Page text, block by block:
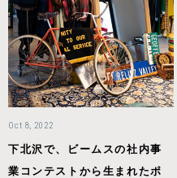
Oct 8, 2022
下北沢で、ビームスの社内事
業コンテストから生まれたポ